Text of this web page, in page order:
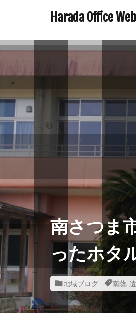
Harada Office
南さつま
ったホタ
地域ブログ 南薩,